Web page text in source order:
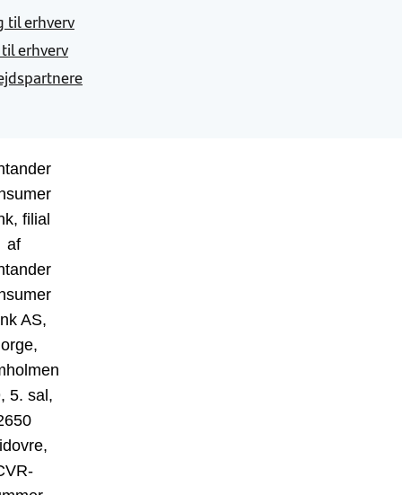
til erhverv
erhverv
filial
af
AS,
5. sal,